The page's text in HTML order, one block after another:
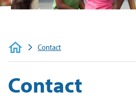
Werken bijContact
Contact